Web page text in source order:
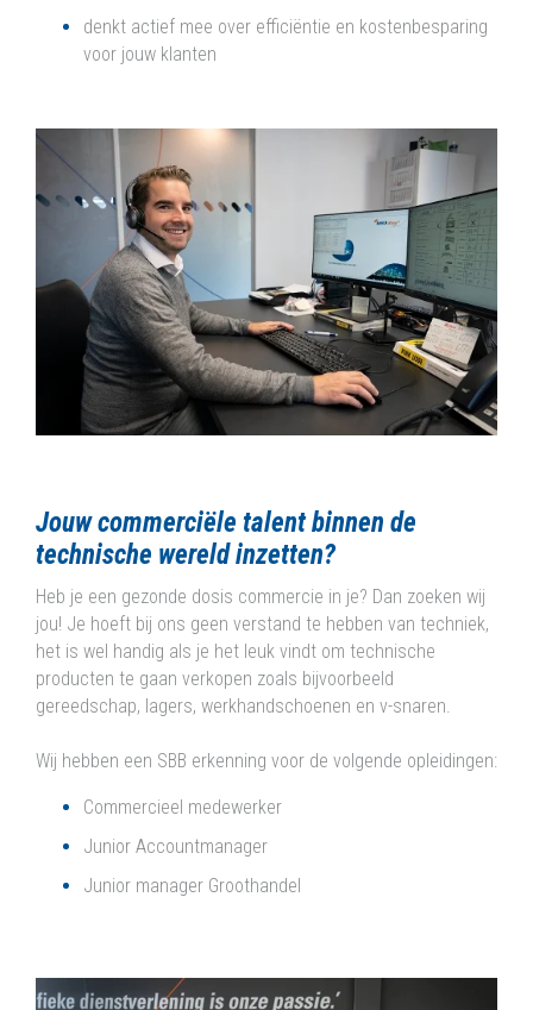
denkt actief mee over efficiëntie en kostenbesparing
voor jouw klanten
Jouw commerciële talent binnen de
technische wereld inzetten?
Heb je een gezonde dosis commercie in je? Dan zoeken wij
jou! Je hoeft bij ons geen verstand te hebben van techniek,
het is wel handig als je het leuk vindt om technische
producten te gaan verkopen zoals bijvoorbeeld
gereedschap, lagers, werkhandschoenen en v-snaren.
Wij hebben een SBB erkenning voor de volgende opleidingen:
Commercieel medewerker
Junior Accountmanager
Junior manager Groothandel